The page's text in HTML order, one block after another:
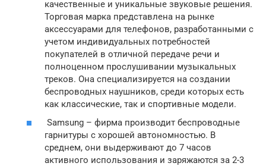
качественные и уникальные звуковые решения.
Торговая марка представлена на рынке
аксессуарами для телефонов, разработанными с
учетом индивидуальных потребностей
покупателей в отличной передаче речи и
полноценном прослушивании музыкальных
треков. Она специализируется на создании
беспроводных наушников, среди которых есть
как классические, так и спортивные модели.
Samsung – фирма производит беспроводные
гарнитуры с хорошей автономностью. В
среднем, они выдерживают до 7 часов
активного использования и заряжаются за 2-3